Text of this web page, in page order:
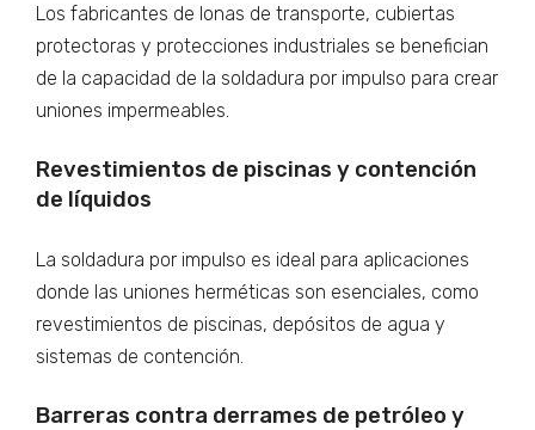
Los fabricantes de lonas de transporte, cubiertas
protectoras y protecciones industriales se benefician
de la capacidad de la soldadura por impulso para crear
uniones impermeables.
Revestimientos de piscinas y contención
de líquidos
La soldadura por impulso es ideal para aplicaciones
donde las uniones herméticas son esenciales, como
revestimientos de piscinas, depósitos de agua y
sistemas de contención.
Barreras contra derrames de petróleo y